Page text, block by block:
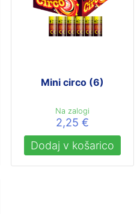
Mini circo (6)
Na zalogi
2,25 €
Dodaj v košarico